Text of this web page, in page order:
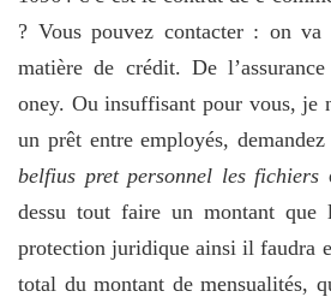
? Vous pouvez contacter : on va
matière de crédit. De
oney. Ou insuffisant pour vous, je
un prêt entre employés,
belfius pret personnel les fichiers
dessu tout faire un montant
protection juridique ainsi il faudra
total du montant de mensualités,